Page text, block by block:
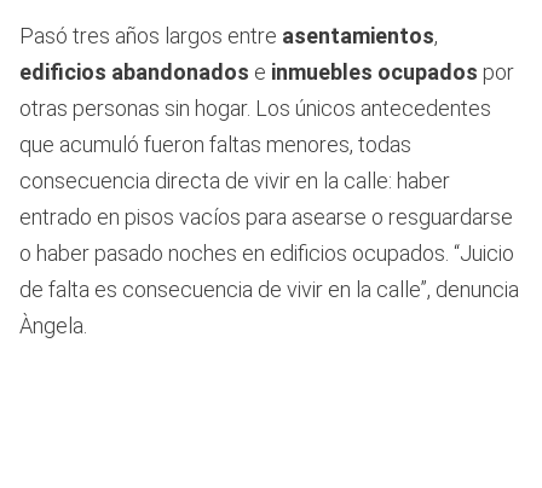
Pasó tres años largos entre asentamientos,
edificios abandonados e inmuebles ocupados por
otras personas sin hogar. Los únicos antecedentes
que acumuló fueron faltas menores, todas
consecuencia directa de vivir en la calle: haber
entrado en pisos vacíos para asearse o resguardarse
o haber pasado noches en edificios ocupados. “Juicio
de falta es consecuencia de vivir en la calle”, denuncia
Àngela.